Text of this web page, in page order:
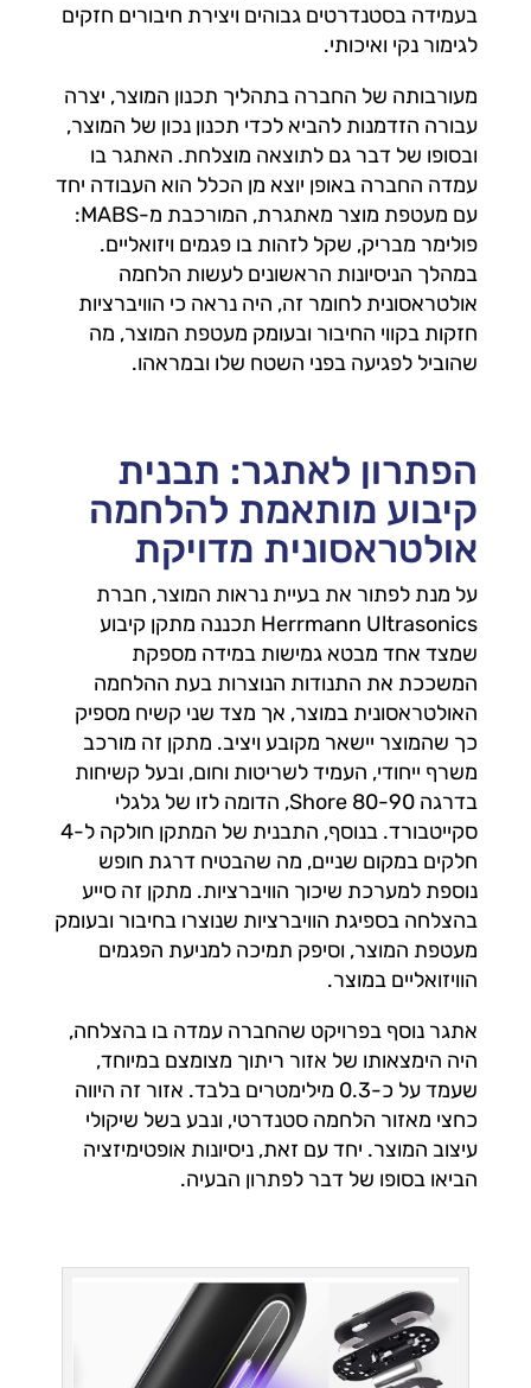
בעמידה בסטנדרטים גבוהים ויצירת חיבורים חזקים
לגימור נקי ואיכותי.
מעורבותה של החברה בתהליך תכנון המוצר, יצרה
עבורה הזדמנות להביא לכדי תכנון נכון של המוצר,
ובסופו של דבר גם לתוצאה מוצלחת. האתגר בו
עמדה החברה באופן יוצא מן הכלל הוא העבודה יחד
עם מעטפת מוצר מאתגרת, המורכבת מ-MABS:
פולימר מבריק, שקל לזהות בו פגמים ויזואליים.
במהלך הניסיונות הראשונים לעשות הלחמה
אולטראסונית לחומר זה, היה נראה כי הוויברציות
חזקות בקווי החיבור ובעומק מעטפת המוצר, מה
שהוביל לפגיעה בפני השטח שלו ובמראהו.
הפתרון לאתגר: תבנית
קיבוע מותאמת להלחמה
אולטראסונית מדויקת
על מנת לפתור את בעיית נראות המוצר, חברת
Herrmann Ultrasonics תכננה מתקן קיבוע
שמצד אחד מבטא גמישות במידה מספקת
המשככת את התנודות הנוצרות בעת ההלחמה
האולטראסונית במוצר, אך מצד שני קשיח מספיק
כך שהמוצר יישאר מקובע ויציב. מתקן זה מורכב
משרף ייחודי, העמיד לשריטות וחום, ובעל קשיחות
בדרגה Shore 80-90, הדומה לזו של גלגלי
סקייטבורד. בנוסף, התבנית של המתקן חולקה ל-4
חלקים במקום שניים, מה שהבטיח דרגת חופש
נוספת למערכת שיכוך הוויברציות. מתקן זה סייע
בהצלחה בספיגת הוויברציות שנוצרו בחיבור ובעומק
מעטפת המוצר, וסיפק תמיכה למניעת הפגמים
הוויזואליים במוצר.
אתגר נוסף בפרויקט שהחברה עמדה בו בהצלחה,
היה הימצאותו של אזור ריתוך מצומצם במיוחד,
שעמד על כ-0.3 מילימטרים בלבד. אזור זה היווה
כחצי מאזור הלחמה סטנדרטי, ונבע בשל שיקולי
עיצוב המוצר. יחד עם זאת, ניסיונות אופטימיזציה
הביאו בסופו של דבר לפתרון הבעיה.